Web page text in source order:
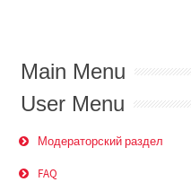
Main Menu
User Menu
Модераторский раздел
FAQ